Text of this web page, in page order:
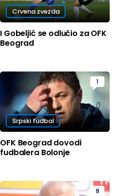
Crvena zvezda
I Gobeljić se odlučio za OFK
Beograd
1
Srpski fudbal
OFK Beograd dovodi
fudbalera Bolonje
8